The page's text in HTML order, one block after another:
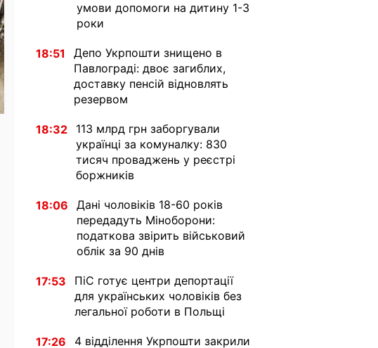
умови допомоги на дитину 1-3
роки
18:51
Депо Укрпошти знищено в
Павлограді: двоє загиблих,
доставку пенсій відновлять
резервом
18:32
113 млрд грн заборгували
українці за комуналку: 830
тисяч проваджень у реєстрі
боржників
18:06
Дані чоловіків 18-60 років
передадуть Міноборони:
податкова звірить військовий
облік за 90 днів
17:53
ПіС готує центри депортації
для українських чоловіків без
легальної роботи в Польщі
17:26
4 відділення Укрпошти закрили